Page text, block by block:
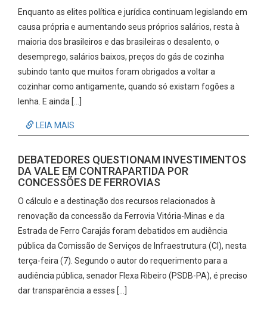
Enquanto as elites política e jurídica continuam legislando em
causa própria e aumentando seus próprios salários, resta à
maioria dos brasileiros e das brasileiras o desalento, o
desemprego, salários baixos, preços do gás de cozinha
subindo tanto que muitos foram obrigados a voltar a
cozinhar como antigamente, quando só existam fogões a
lenha. E ainda […]
LEIA MAIS
DEBATEDORES QUESTIONAM INVESTIMENTOS
DA VALE EM CONTRAPARTIDA POR
CONCESSÕES DE FERROVIAS
O cálculo e a destinação dos recursos relacionados à
renovação da concessão da Ferrovia Vitória-Minas e da
Estrada de Ferro Carajás foram debatidos em audiência
pública da Comissão de Serviços de Infraestrutura (CI), nesta
terça-feira (7). Segundo o autor do requerimento para a
audiência pública, senador Flexa Ribeiro (PSDB-PA), é preciso
dar transparência a esses […]